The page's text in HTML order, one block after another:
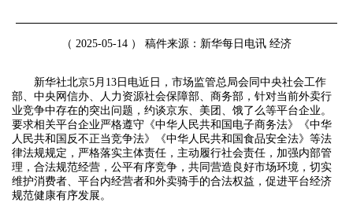
（ 2025-05-14 ） 稿件来源：新华每日电讯 经济
新华社北京5月13日电近日，市场监管总局会同中央社会工作
部、中央网信办、人力资源社会保障部、商务部，针对当前外卖行
业竞争中存在的突出问题，约谈京东、美团、饿了么等平台企业。
要求相关平台企业严格遵守《中华人民共和国电子商务法》《中华
人民共和国反不正当竞争法》《中华人民共和国食品安全法》等法
律法规规定，严格落实主体责任，主动履行社会责任，加强内部管
理，合法规范经营，公平有序竞争，共同营造良好市场环境，切实
维护消费者、平台内经营者和外卖骑手的合法权益，促进平台经济
规范健康有序发展。